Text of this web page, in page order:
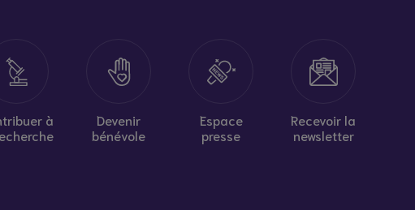
à
Devenir
bénévole
Espace
presse
Recevoir la
newsletter